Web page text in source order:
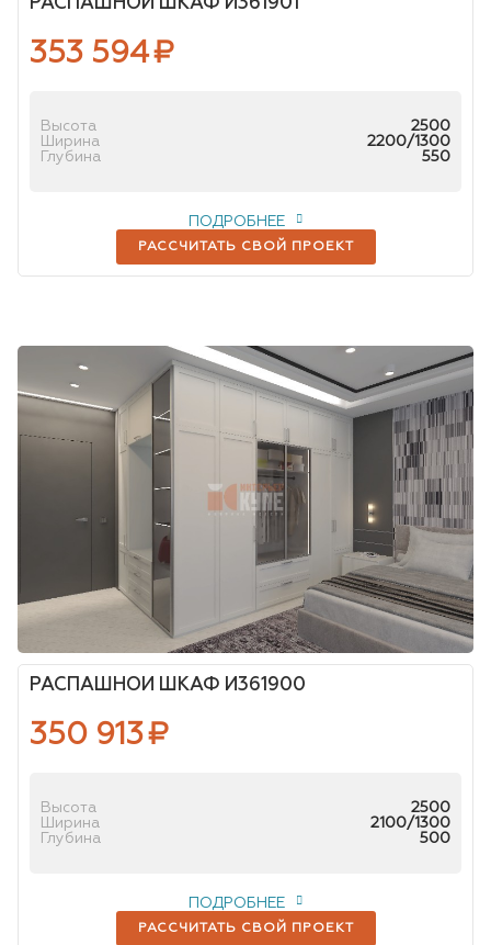
РАСПАШНОЙ ШКАФ И361901
353 594₽
Высота
2500
Ширина
2200/1300
Глубина
550
РАССЧИТАТЬ СВОЙ ПРОЕКТ
ПОДРОБНЕЕ
РАСПАШНОЙ ШКАФ И361900
350 913₽
Высота
2500
Ширина
2100/1300
Глубина
500
РАССЧИТАТЬ СВОЙ ПРОЕКТ
ПОДРОБНЕЕ